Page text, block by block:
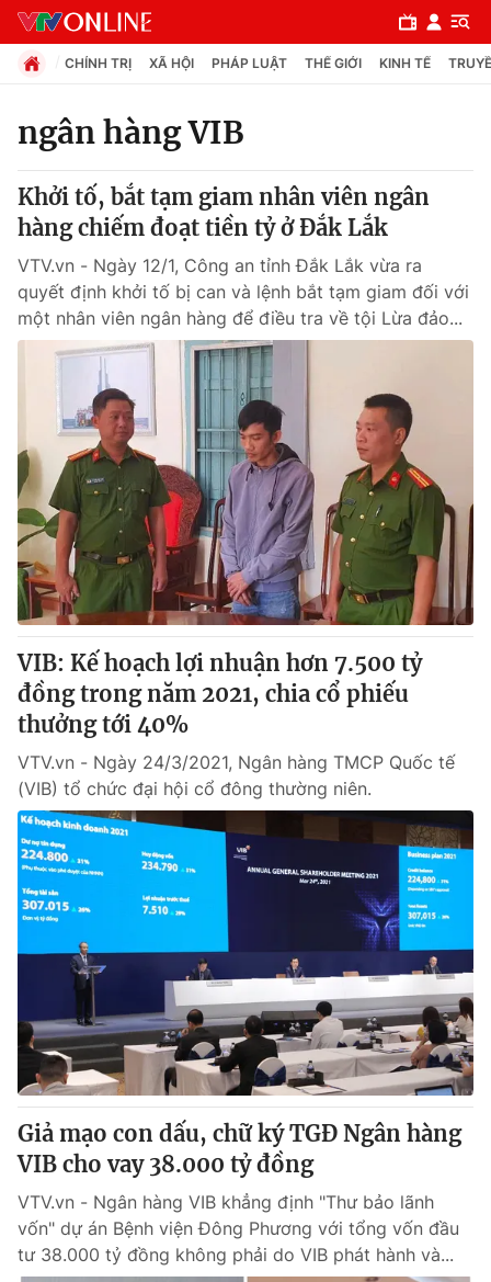
Chuyên mục
Chính trị
Xã hội
Pháp luật
Thế giới
Tin tức
Thế giới đó đây
Câu chuyện quốc tế
Kinh tế
Tài chính
Thị trường
Góc doanh nghiệp
Dữ liệu và đời sống
Truyền hình
Phim VTV
Hậu trường
Nhân vật
Khán giả
Giải sao mai
Giải trí
Điện ảnh
Âm nhạc
Sao
Đời sống
Du lịch
Làm đẹp
Chất lượng cuộc sống
Giáo dục
Tuyển sinh
Học trực tuyến
Công nghệ
Hitech Công nghệ tương lai
Sản phẩm
Thị trường
Tư vấn
Giao lưu trực tuyến
Lịch phát sóng
Chuyên mục khác
Emagazine Podcast
Photo Infographic
CHÍNH TRỊ XÃ HỘI PHÁP LUẬT THẾ GIỚI KINH TẾ
ngân hàng VIB
Khởi tố, bắt tạm giam nhân viên ngân
hàng chiếm đoạt tiền tỷ ở Đắk Lắk
VTV.vn - Ngày 12/1, Công an tỉnh Đắk Lắk vừa ra
quyết định khởi tố bị can và lệnh bắt tạm giam đối với
một nhân viên ngân hàng để điều tra về tội Lừa đảo...
VIB: Kế hoạch lợi nhuận hơn 7.500 tỷ
đồng trong năm 2021, chia cổ phiếu
thưởng tới 40%
VTV.vn - Ngày 24/3/2021, Ngân hàng TMCP Quốc tế
(VIB) tổ chức đại hội cổ đông thường niên.
Giả mạo con dấu, chữ ký TGĐ Ngân hàng
VIB cho vay 38.000 tỷ đồng
VTV.vn - Ngân hàng VIB khẳng định "Thư bảo lãnh
vốn" dự án Bệnh viện Đông Phương với tổng vốn đầu
tư 38.000 tỷ đồng không phải do VIB phát hành và...